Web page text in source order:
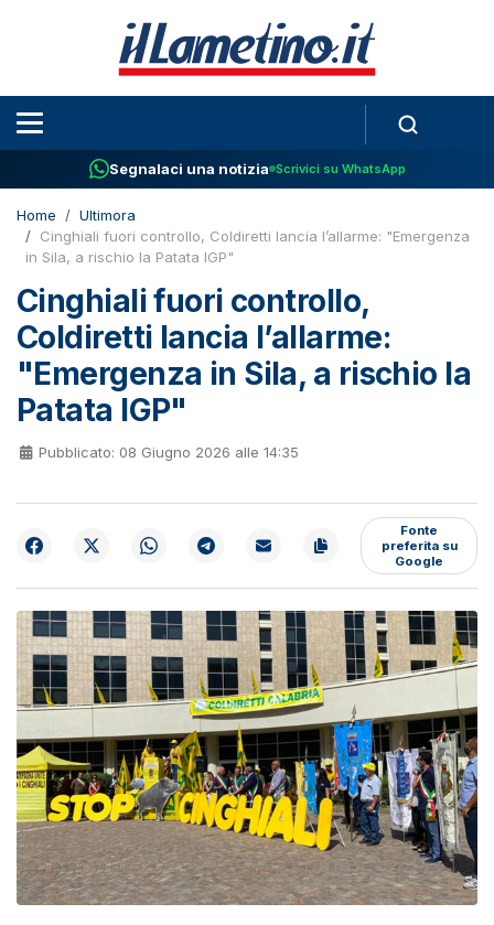
Segnalaci una notizia Scrivici su WhatsApp
Home
Ultimora
Cinghiali fuori controllo, Coldiretti lancia l’allarme: "Emergenza
in Sila, a rischio la Patata IGP"
Cinghiali fuori controllo,
Coldiretti lancia l’allarme:
"Emergenza in Sila, a rischio la
Patata IGP"
Pubblicato: 08 Giugno 2026 alle 14:35
Fonte
preferita su
Google